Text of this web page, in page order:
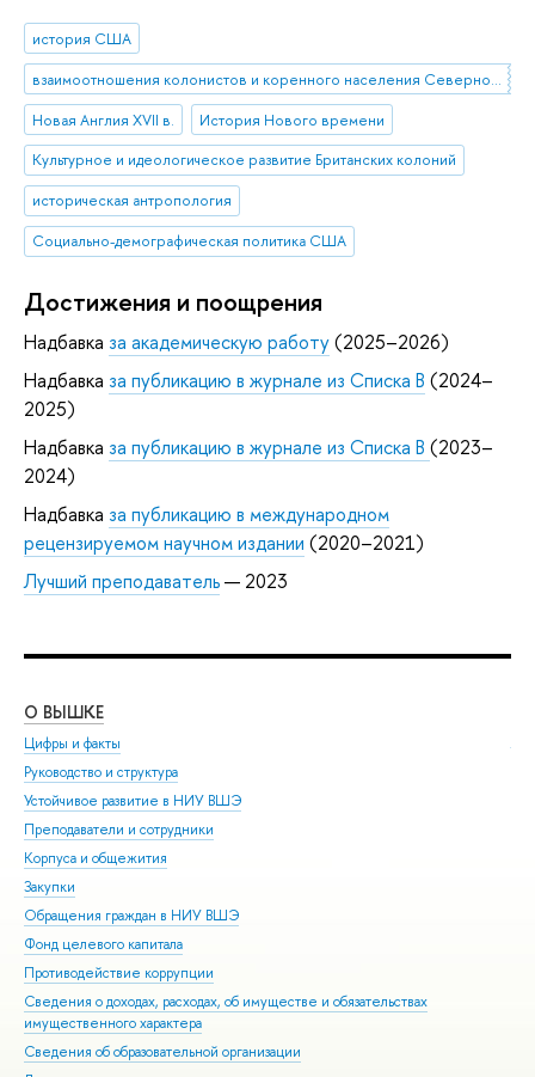
история США
взаимоотношения колонистов и коренного населения Северной Америки
Новая Англия XVII в.
История Нового времени
Культурное и идеологическое развитие Британских колоний
историческая антропология
Социально-демографическая политика США
Достижения и поощрения
Надбавка за академическую работу(2025–2026)
Надбавка за публикацию в журнале из Списка B (2024–
2025)
Надбавка за публикацию в журнале из Списка B (2023–
2024)
Надбавка за публикацию в международном
рецензируемом научном издании (2020–2021)
Лучший преподаватель— 2023
О ВЫШКЕ
Цифры и факты
Руководство и структура
Устойчивое развитие в НИУ ВШЭ
Преподаватели и сотрудники
Корпуса и общежития
Закупки
Обращения граждан в НИУ ВШЭ
Фонд целевого капитала
Противодействие коррупции
Сведения о доходах, расходах, об имуществе и обязательствах
имущественного характера
Сведения об образовательной организации